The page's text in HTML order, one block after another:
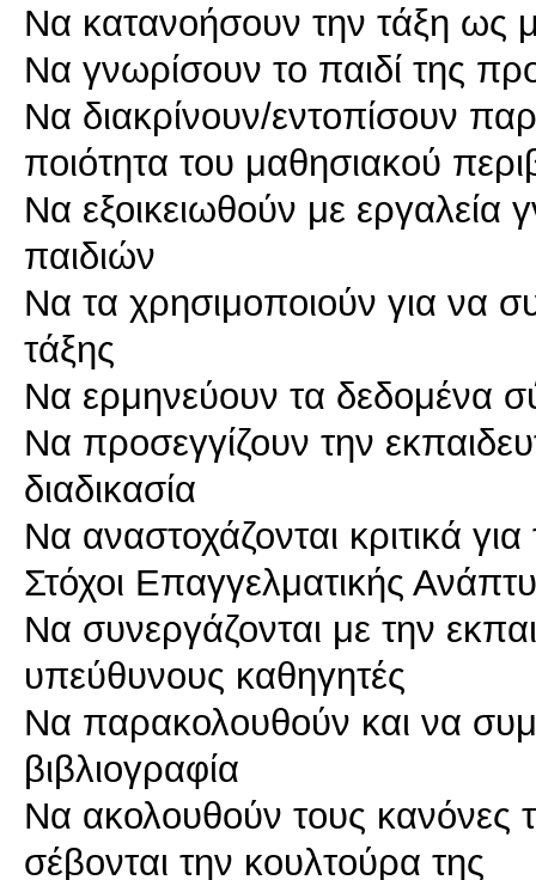
Να κατανοήσουν την τάξη ως
Να γνωρίσουν το παιδί της
Να διακρίνουν/εντοπίσουν
ποιότητα του μαθησιακού
Να εξοικειωθούν με εργαλεία
παιδιών
Να τα χρησιμοποιούν για να
τάξης
Να ερμηνεύουν τα δεδομένα
Να προσεγγίζουν την
διαδικασία
Να αναστοχάζονται κριτικά
Στόχοι Επαγγελματικής
Να συνεργάζονται με την
υπεύθυνους καθηγητές
Να παρακολουθούν και να
βιβλιογραφία
Να ακολουθούν τους κανόνες
σέβονται την κουλτούρα της